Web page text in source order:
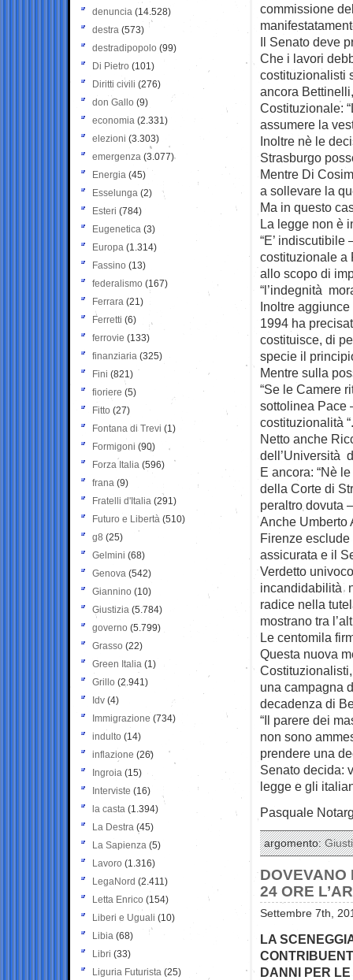
commissione
Il Senato deve
Che i lavori
costituzionalisti
ancora
Costituzionale:
assumere la
Inoltre nè le
Strasburgo
Mentre Di
a sollevare la
Ma in questo
La legge non è
“E’
costituzionale a
allo scopo di
“l’indegnità
Inoltre
1994 ha
costituisce, di
specie il
Mentre sulla
“Se le Camere
sottolinea Pace
costituzionalità “.
Netto anche
dell’Università
E ancora: “Nè
della Corte di
peraltro dovuta
Anche Umberto
Firenze
assicurata e il
Verdetto
incandidabilità
radice nella
mostrano tra
Le centomila
Questa nuova
una campagna
decadenza di
“Il parere dei
non sono
prendere una
Senato decida:
legge e gli
Pasquale
argomento:
DOVEVANO
24 ORE
Settembre 7th,
LA
DANNI PER
denuncia (14.528)
destra (573)
destradipopolo (99)
Di Pietro (101)
Diritti civili (276)
don Gallo (9)
economia (2.331)
elezioni (3.303)
emergenza (3.077)
Energia (45)
Esselunga (2)
Esteri (784)
Eugenetica (3)
Europa (1.314)
Fassino (13)
federalismo (167)
Ferrara (21)
Ferretti (6)
ferrovie (133)
finanziaria (325)
Fini (821)
fioriere (5)
Fitto (27)
Fontana di Trevi (1)
Formigoni (90)
Forza Italia (596)
frana (9)
Fratelli d'Italia (291)
Futuro e Libertà (510)
g8 (25)
Gelmini (68)
Genova (542)
Giannino (10)
Giustizia (5.784)
governo (5.799)
Grasso (22)
Green Italia (1)
Grillo (2.941)
Idv (4)
Immigrazione (734)
indulto (14)
inflazione (26)
Ingroia (15)
Interviste (16)
la casta (1.394)
La Destra (45)
La Sapienza (5)
Lavoro (1.316)
LegaNord (2.411)
Letta Enrico (154)
Liberi e Uguali (10)
Libia (68)
Libri (33)
Liguria Futurista (25)